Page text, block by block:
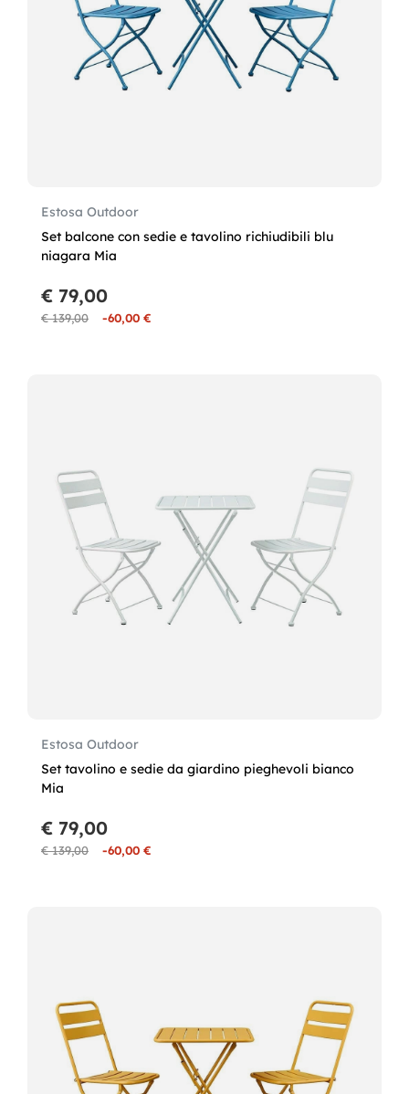
Estosa Outdoor
Set balcone con sedie e tavolino richiudibili blu
niagara Mia
€ 139,00 -60,00 €
€ 79,00
Estosa Outdoor
Set tavolino e sedie da giardino pieghevoli bianco
Mia
€ 139,00 -60,00 €
€ 79,00